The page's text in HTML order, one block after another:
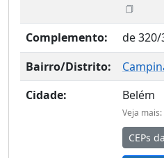
Complemento:
de
Bairro/Distrito:
Cidade:
Belém
Veja mais:
CEPs